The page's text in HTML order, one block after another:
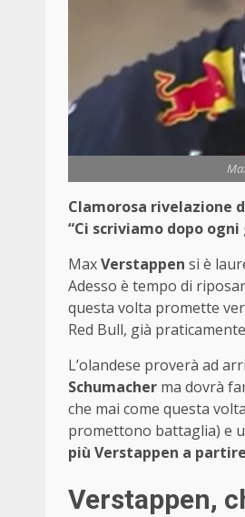
Clamorosa rivelazione
“Ci scriviamo dopo ogni
MaxVerstappen si è
Adesso è tempo di
questa volta promette
Red Bull, già
L’olandese proverà ad
Schumacher ma dovrà
che mai come questa
promettono battaglia) e
più Verstappen a
Verstappen,